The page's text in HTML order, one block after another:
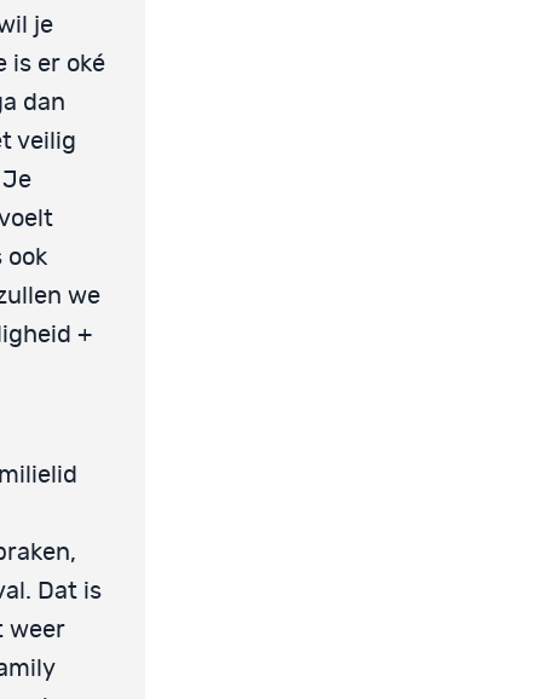
je
is er oké
dan
veilig
Je
ook
we
+
Dat is
weer